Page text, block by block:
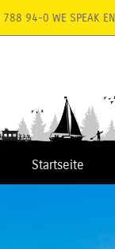
94-0 WE SPEAK
Startseite